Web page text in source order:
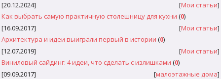
[20.12.2024]
[Мои статьи]
Как выбрать самую практичную столешницу для кухни (0)
[16.09.2017]
[Мои статьи]
Архитектура и идеи выиграли первый в истории (0)
[12.07.2019]
[Мои статьи]
Виниловый сайдинг: 4 идеи, что сделать с излишками (0)
[09.09.2017]
[малоэтажные дома]